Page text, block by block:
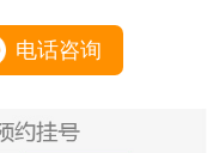
电话咨询